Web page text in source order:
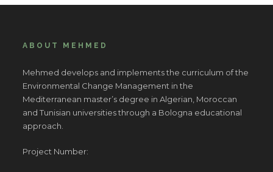
ABOUT MEHMED
Mehmed develops and implements the curriculum of the
Environmental Change Management in the
Mediterranean master’s degree in Algerian, Moroccan
and Tunisian universities through a Bologna educational
approach.
Project Number: